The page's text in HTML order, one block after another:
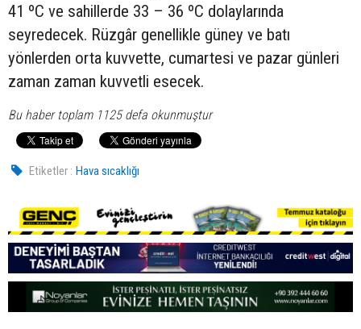
41 ºC ve sahillerde 33 – 36 ºC dolaylarında
seyredecek. Rüzgâr genellikle güney ve batı
yönlerden orta kuvvette, cumartesi ve pazar günleri
zaman zaman kuvvetli esecek.
Bu haber toplam 1125 defa okunmuştur
Etiketler : Hava sıcaklığı